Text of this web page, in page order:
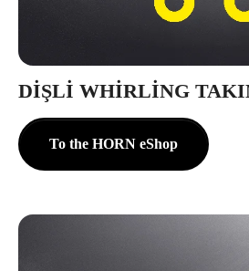
DIŞLI WHIRLING
To the HORN eShop